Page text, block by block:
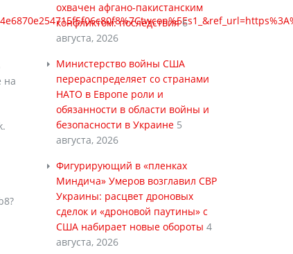
на
охвачен афгано-пакистанским
конфликтом: последствия 6
августа, 2026
Министерство войны США
перераспределяет со странами
НАТО в Европе роли и
обязанности в области войны и
безопасности в Украине 5
августа, 2026
Фигурирующий в «пленках
Миндича» Умеров возглавил СВР
Украины: расцвет дроновых
сделок и «дроновой паутины» с
США набирает новые обороты 4
августа, 2026